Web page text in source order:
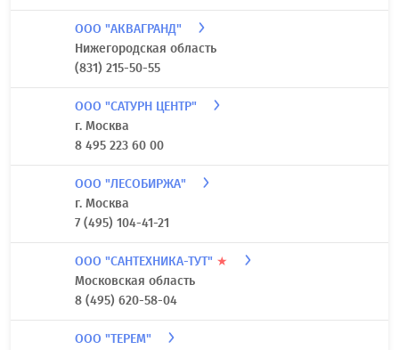
ООО "АКВАГРАНД"
Нижегородская область
(831) 215-50-55
ООО "САТУРН ЦЕНТР"
г. Москва
8 495 223 60 00
ООО "ЛЕСОБИРЖА"
г. Москва
7 (495) 104-41-21
ООО "САНТЕХНИКА-ТУТ" ★
Московская область
8 (495) 620-58-04
ООО "ТЕРЕМ"